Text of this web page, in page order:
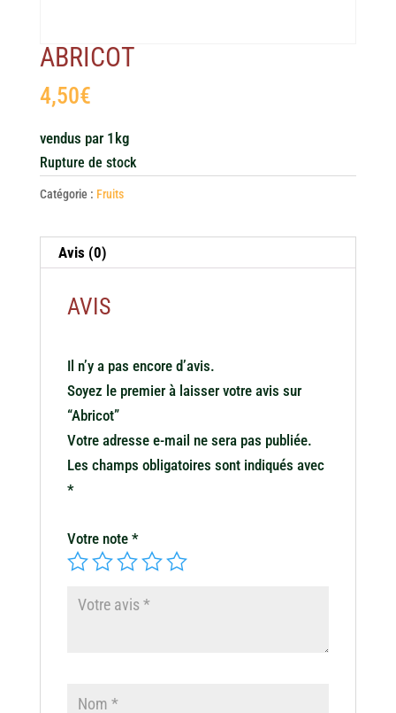
ABRICOT
4,50€
vendus par 1kg
Rupture de stock
Catégorie : Fruits
Avis (0)
AVIS
Il n’y a pas encore d’avis.
Soyez le premier à laisser votre avis sur
“Abricot”
Votre adresse e-mail ne sera pas publiée.
Les champs obligatoires sont indiqués avec
*
Votre note *